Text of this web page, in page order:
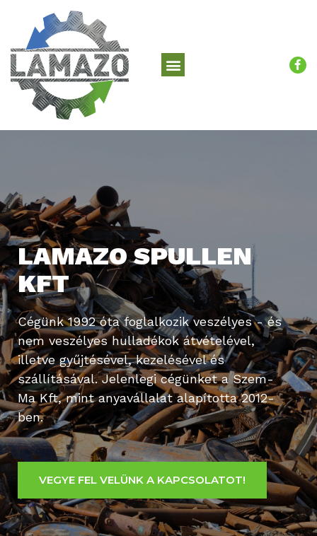
LAMAZO SPULLEN
KFT
Cégünk 1992 óta foglalkozik veszélyes - és
nem veszélyes hulladékok átvételével,
illetve gyűjtésével, kezelésével és
szállításával. Jelenlegi cégünket a Szem-
Ma Kft, mint anyavállalat alapította 2012-
ben.
VEGYE FEL VELÜNK A KAPCSOLATOT!